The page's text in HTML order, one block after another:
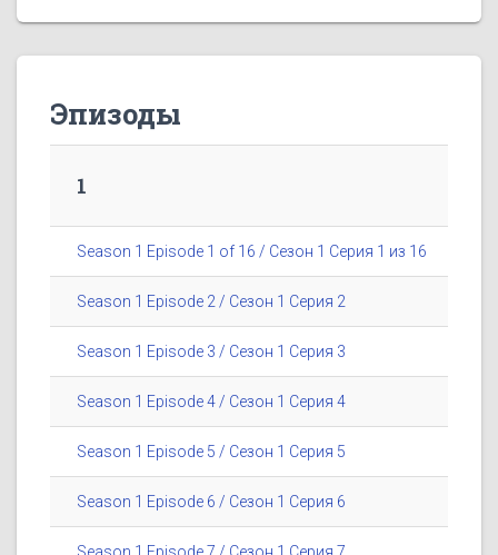
Эпизоды
1
Season 1 Episode 1 of 16 / Сезон 1 Серия 1 из 16
Season 1 Episode 2 / Сезон 1 Серия 2
Season 1 Episode 3 / Сезон 1 Серия 3
Season 1 Episode 4 / Сезон 1 Серия 4
Season 1 Episode 5 / Сезон 1 Серия 5
Season 1 Episode 6 / Сезон 1 Серия 6